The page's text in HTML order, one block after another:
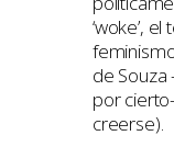
‘woke’,
de Souza
por
creerse).